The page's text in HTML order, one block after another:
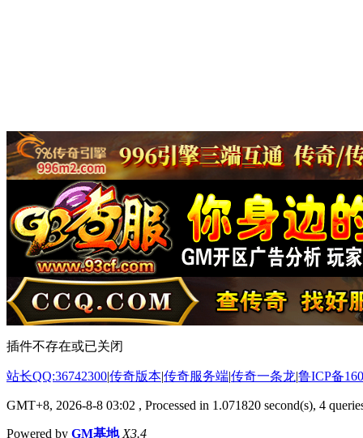
插件不存在或已关闭
站长QQ:36742300|传奇版本|传奇服务端|传奇一条龙|鲁ICP备
GMT+8, 2026-8-8 03:02 , Processed in 1.071820 second(s), 4
Powered by GM基地 X3.4